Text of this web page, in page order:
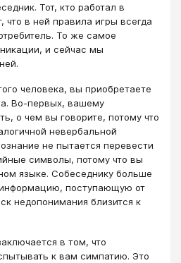
Тот, кто работал в
что в ней правила игры всегда
То же самое
и сейчас мы
человека, вы приобретаете
Во-первых, вашему
о чем вы говорите, потому что
невербальной
не пытается перевести
символы, потому что вы
языке. Собеседнику больше
поступающую от
недопонимания близится к
в том, что
к вам симпатию. Это